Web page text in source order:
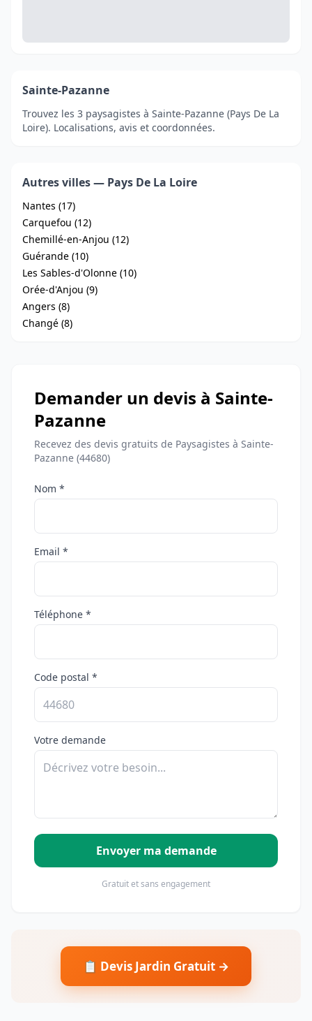
Sainte-Pazanne
Trouvez les 3 paysagistes à Sainte-Pazanne (Pays De La
Loire). Localisations, avis et coordonnées.
Autres villes — Pays De La Loire
Nantes (17)
Carquefou (12)
Chemillé-en-Anjou (12)
Guérande (10)
Les Sables-d'Olonne (10)
Orée-d'Anjou (9)
Angers (8)
Changé (8)
Demander un devis à Sainte-
Pazanne
Recevez des devis gratuits de Paysagistes à Sainte-
Pazanne (44680)
Nom *
Email *
Téléphone *
Code postal *
Votre demande
Envoyer ma demande
Gratuit et sans engagement
📋 Devis Jardin Gratuit →